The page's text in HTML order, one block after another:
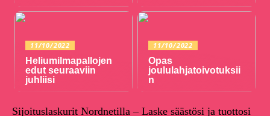
11/10/2022
Heliumilmapallojen
edut seuraaviin
juhliisi
11/10/2022
Opas
joululahjatoivotuksii
n
Sijoituslaskurit Nordnetilla – Laske säästösi ja tuottosi